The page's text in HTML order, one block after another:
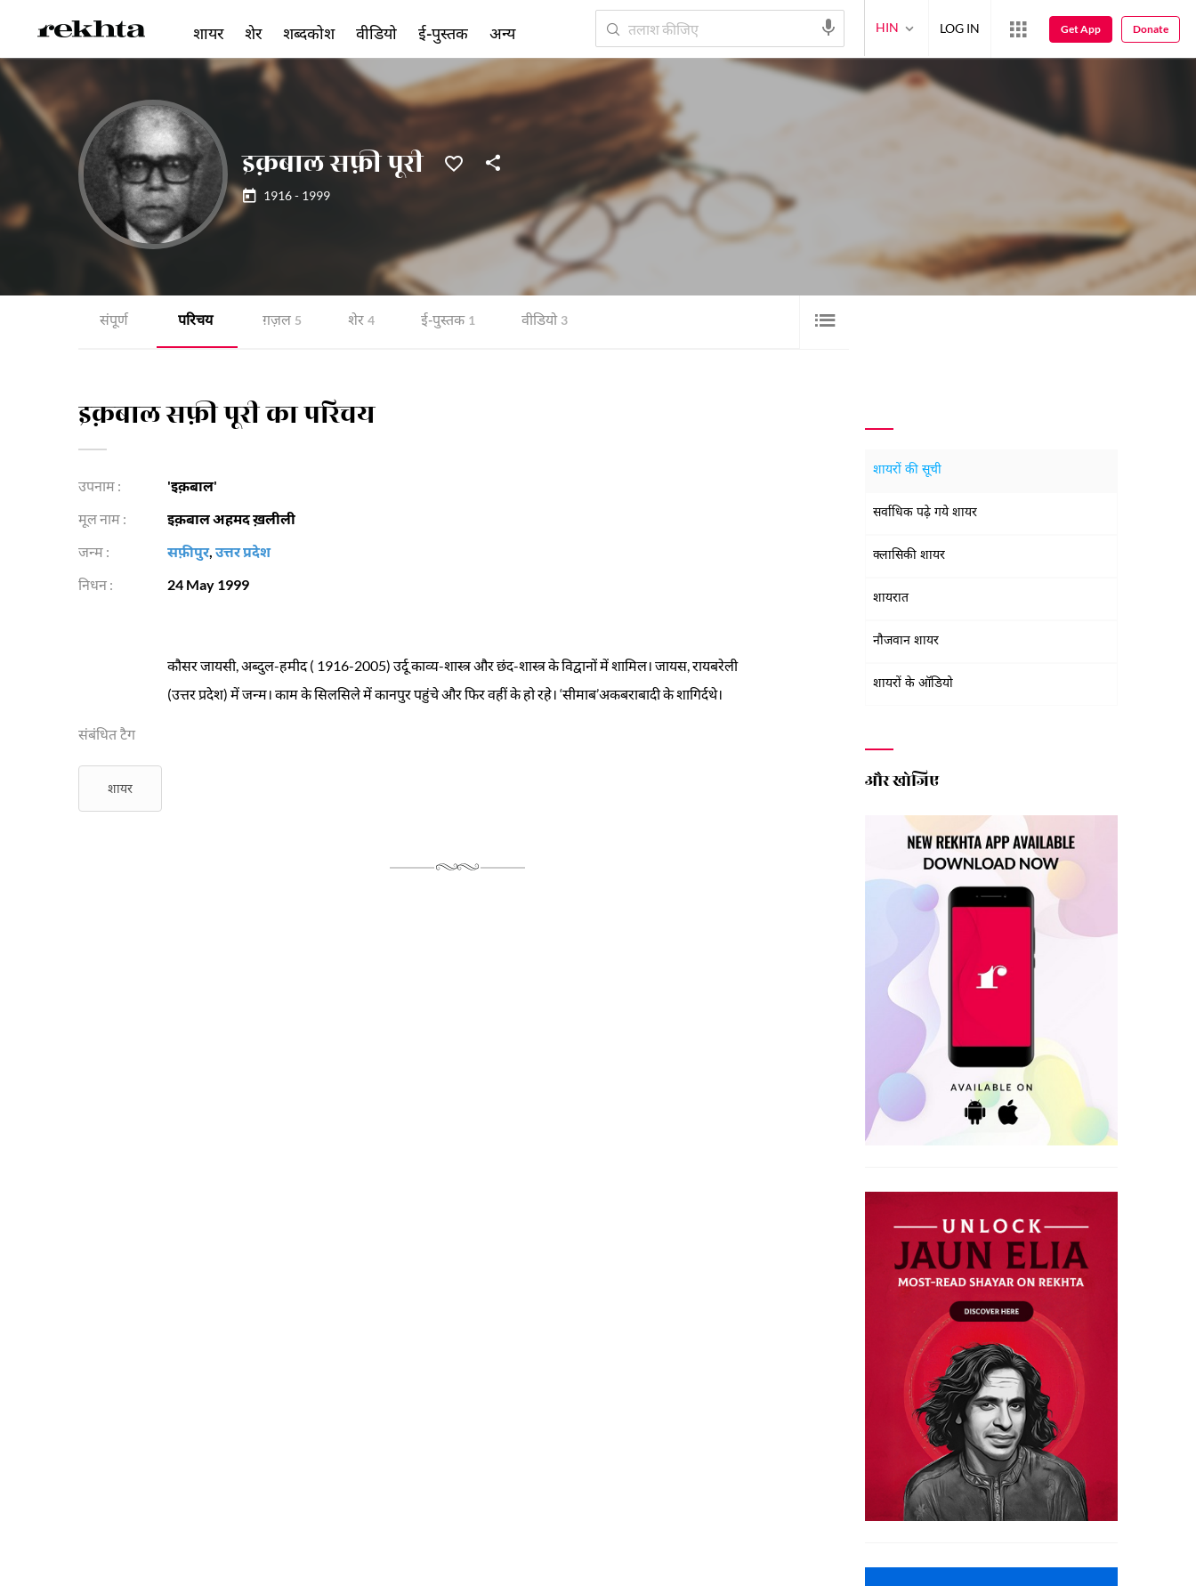
इक़बाल सफ़ी पूरी
1916 - 1999
संपूर्ण परिचय ग़ज़ल 5 शेर 4 ई-पुस्तक 1 वीडियो 3
इक़बाल सफ़ी पूरी का परिचय
उपनाम :
'इक़बाल'
मूल नाम :
इक़बाल अहमद ख़लीली
जन्म :
सफ़ीपुर, उत्तर प्रदेश
निधन :
24 May 1999
कौसर जायसी, अब्दुल-हमीद ( 1916-2005) उर्दू काव्य-शास्त्र और छंद-शास्त्र के विद्वानों में शामिल। जायस, रायबरेली
(उत्तर प्रदेश) में जन्म। काम के सिलसिले में कानपुर पहुंचे और फिर वहीं के हो रहे। ‘सीमाब’अकबराबादी के शागिर्दथे।
संबंधित टैग
शायर
शायरों की सूची
सर्वाधिक पढ़े गये शायर
क्लासिकी शायर
शायरात
नौजवान शायर
शायरों के ऑडियो
और खोजिए
शायर शेर शब्दकोश वीडियो ई-पुस्तक अन्य HIN LOG IN Get App Donate